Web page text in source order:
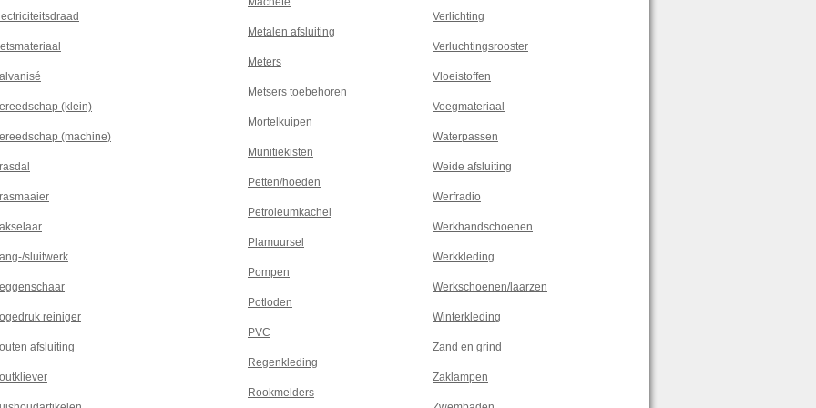
(klein)
(machine)
sluitwerk
reiniger
afsluiting
Metalen afsluiting
Meters
Metsers toebehoren
Mortelkuipen
Munitiekisten
Petten/hoeden
Petroleumkachel
Plamuursel
Pompen
Potloden
PVC
Regenkleding
Rookmelders
Verlichting
Verluchtingsrooster
Vloeistoffen
Voegmateriaal
Waterpassen
Weide afsluiting
Werfradio
Werkhandschoenen
Werkkleding
Werkschoenen/laarzen
Winterkleding
Zand en grind
Zaklampen